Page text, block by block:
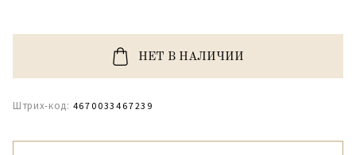
НЕТ В НАЛИЧИИ
Штрих-код: 4670033467239